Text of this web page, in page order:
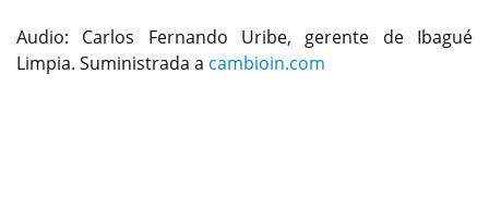
Audio: Carlos Fernando Uribe, gerente de Ibagué
Limpia. Suministrada a cambioin.com